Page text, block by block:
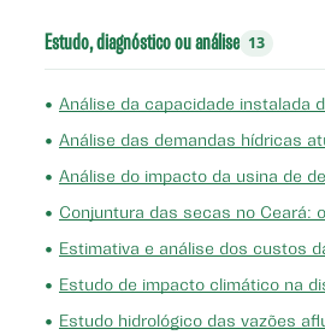
Estudo, diagnóstico ou análise 13
• Análise da capacidade instalada
• Análise das demandas hídricas
• Análise do impacto da usina de
• Conjuntura das secas no Ceará:
• Estimativa e análise dos custos
• Estudo de impacto climático na
• Estudo hidrológico das vazões